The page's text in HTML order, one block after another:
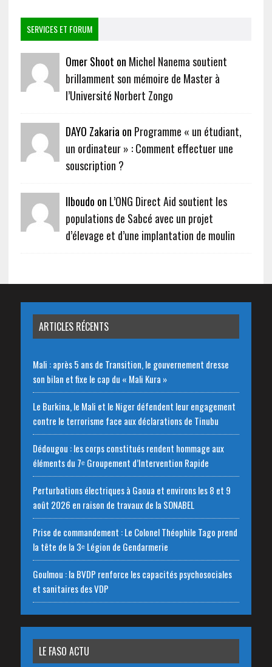
SERVICES ET FORUM
Omer Shoot on Michel Nanema soutient
brillamment son mémoire de Master à
l’Université Norbert Zongo
DAYO Zakaria on Programme « un étudiant,
un ordinateur » : Comment effectuer une
souscription ?
Ilboudo on L’ONG Direct Aid soutient les
populations de Sabcé avec un projet
d’élevage et d’une implantation de moulin
ARTICLES RÉCENTS
Mali : après 5 ans de Transition, le gouvernement dresse
son bilan et fixe le cap du « Mali Kura »
Le Burkina, le Mali et le Niger défendent leur engagement
contre le terrorisme face aux déclarations de Tinubu
Dédougou : les corps constitués rendent hommage aux
éléments du 7ᵉ Groupement d’Intervention Rapide
Perturbations électriques à Gaoua et environs les 8 et 9
août 2026 en raison de travaux de la SONABEL
Prise de commandement : Le Colonel Théophile Tago prend
la tête de la 3ᵉ Légion de Gendarmerie
Goulmou : la BVDP renforce les capacités psychosociales
et sanitaires des VDP
LE FASO ACTU